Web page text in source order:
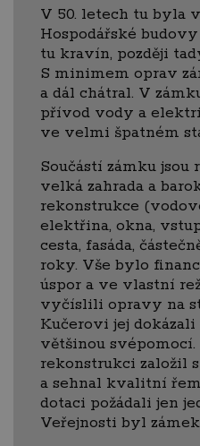
V 50. letech tu byla
Hospodářské
tu kravín, později
S minimem oprav
a dál chátral. V
přívod vody a
ve velmi špatném
Součástí zámku jsou
velká zahrada a
rekonstrukce
elektřina, okna,
cesta, fasáda,
roky. Vše bylo
úspor a ve vlastní
vyčíslili opravy na
Kučerovi jej
většinou
rekonstrukci založil
a sehnal kvalitní
dotaci požádali jen
Veřejnosti byl